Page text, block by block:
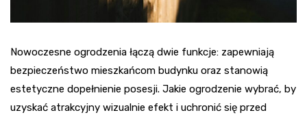
Nowoczesne ogrodzenia łączą dwie funkcje: zapewniają
bezpieczeństwo mieszkańcom budynku oraz stanowią
estetyczne dopełnienie posesji. Jakie ogrodzenie wybrać, by
uzyskać atrakcyjny wizualnie efekt i uchronić się przed